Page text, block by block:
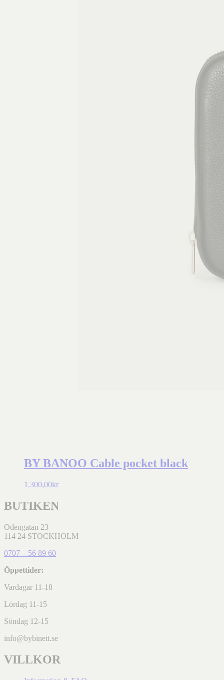
BY BANOO Cable pocket black
1.300,00kr
BUTIKEN
Odengatan 23
114 24 STOCKHOLM
0707 – 56 89 60
Öppettider:
Vardagar 11-18
Lördag 11-15
Söndag 12-15
info@bybinett.se
VILLKOR